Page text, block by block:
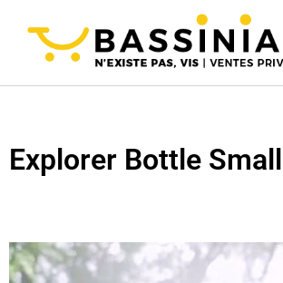
Explorer Bottle